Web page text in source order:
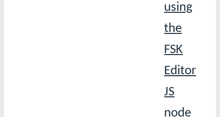
using
the
FSK
Editor
JS
node